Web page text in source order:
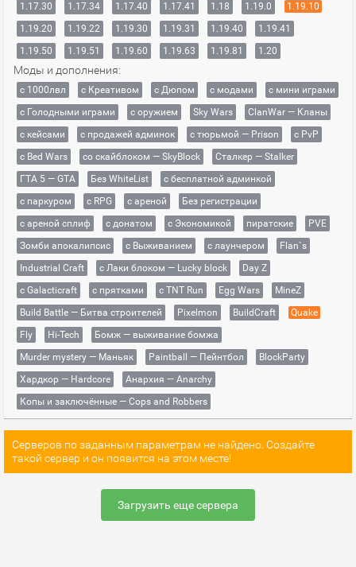
1.17.30
1.17.34 1.17.40 1.17.41 1.18 1.19.0
1.19.10
1.19.20
1.19.22 1.19.30 1.19.31 1.19.40
1.19.41
1.19.50
1.19.51 1.19.60 1.19.63 1.19.81 1.20
Моды и дополнения:
с 1000лвл c Креативом с Дюпом с модами
с мини играми
с Голодными играми
с оружием Sky Wars
ClanWar — Кланы
с кейсами
с продажей админок с тюрьмой — Prison
с PvP
с Bed Wars
со скайблоком — SkyBlock
Сталкер — Stalker
ГТА 5 — GTA
Без WhiteList
с бесплатной админкой
с паркуром
с RPG с ареной
Без регистрации
с ареной сплиф
с донатом с Экономикой пиратские
PVE
Зомби апокалипсис
с Выживанием с лаунчером
Flan`s
Industrial Craft
с Лаки блоком — Lucky block
Day Z
с Galacticraft
с прятками с TNT Run Egg Wars
MineZ
Build Battle — Битва строителей
Pixelmon BuildCraft
Quake
Fly
Hi-Tech
Бомж — выживание бомжа
Murder mystery — Маньяк
Paintball — Пейнтбол
BlockParty
Хардкор — Hardcore
Анархия — Anarchy
Копы и заключённые — Cops and Robbers
Серверов по заданным параметрам не найдено. Создайте
такой сервер и он появится на этом месте!
Загрузить еще сервера